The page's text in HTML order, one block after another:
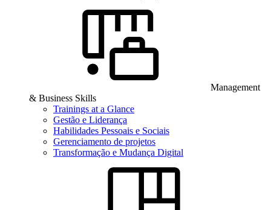
Management
& Business Skills
Trainings at a Glance
Gestão e Liderança
Habilidades Pessoais e Sociais
Gerenciamento de projetos
Transformação e Mudança Digital